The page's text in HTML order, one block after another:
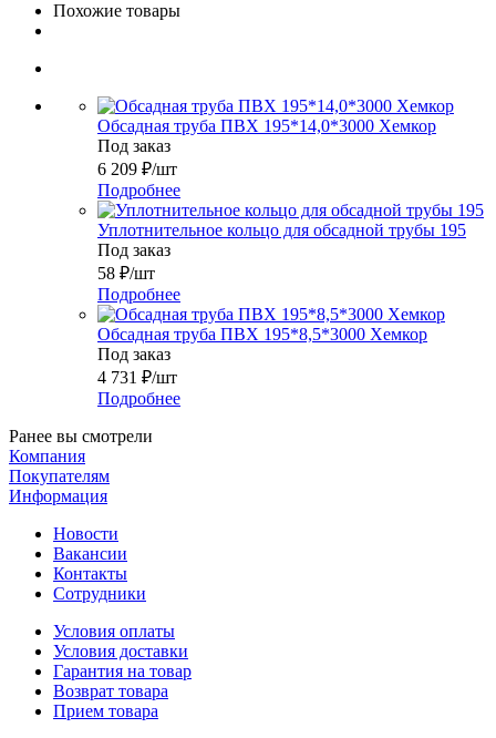
Похожие товары
Обсадная труба ПВХ 195*14,0*3000 Хемкор
Под заказ
6 209 ₽/шт
Подробнее
Уплотнительное кольцо для обсадной трубы 195
Под заказ
58 ₽/шт
Подробнее
Обсадная труба ПВХ 195*8,5*3000 Хемкор
Под заказ
4 731 ₽/шт
Подробнее
Ранее вы смотрели
Компания
Покупателям
Информация
Новости
Вакансии
Контакты
Сотрудники
Условия оплаты
Условия доставки
Гарантия на товар
Возврат товара
Прием товара